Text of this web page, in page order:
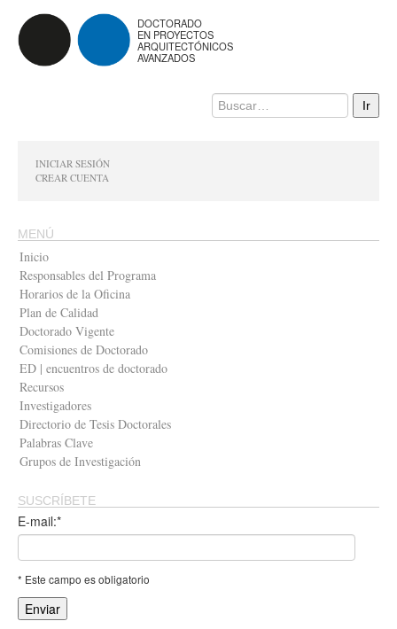
DOCTORADO
EN PROYECTOS
ARQUITECTÓNICOS
AVANZADOS
INICIAR SESIÓN
CREAR CUENTA
MENÚ
Inicio
Responsables del Programa
Horarios de la Oficina
Plan de Calidad
Doctorado Vigente
Comisiones de Doctorado
ED | encuentros de doctorado
Recursos
Investigadores
Directorio de Tesis Doctorales
Palabras Clave
Grupos de Investigación
SUSCRÍBETE
E-mail:*
* Este campo es obligatorio